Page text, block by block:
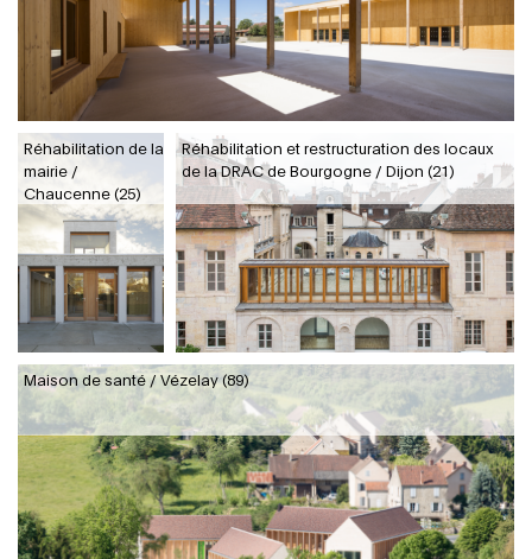
Réhabilitation de la
mairie /
Chaucenne (25)
Réhabilitation et restructuration des locaux
de la DRAC de Bourgogne / Dijon (21)
Maison de santé / Vézelay (89)